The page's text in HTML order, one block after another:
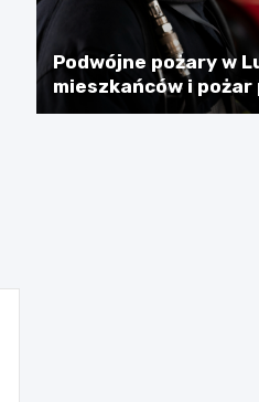
Podwójne pożary w
mieszkańców i